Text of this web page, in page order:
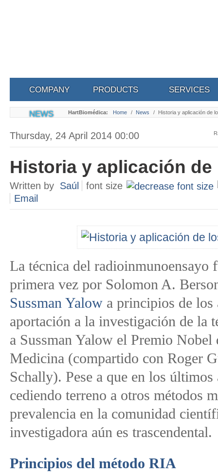
COMPANY PRODUCTS SERVICES
NEWS HartBiomédica: Home / News / Historia y aplicación de
Thursday, 24 April 2014 00:00
Historia y aplicación de
Written by Saúl
font size
Email
La técnica del radioinmunoensayo
primera vez por Solomon A.
Sussman Yalow a principios de los
aportación a la investigación de la
a Sussman Yalow el Premio
Medicina (compartido con Roger
Schally). Pese a que en los últimos
cediendo terreno a otros métodos
prevalencia en la comunidad
investigadora aún es trascendental.
Principios del método RIA